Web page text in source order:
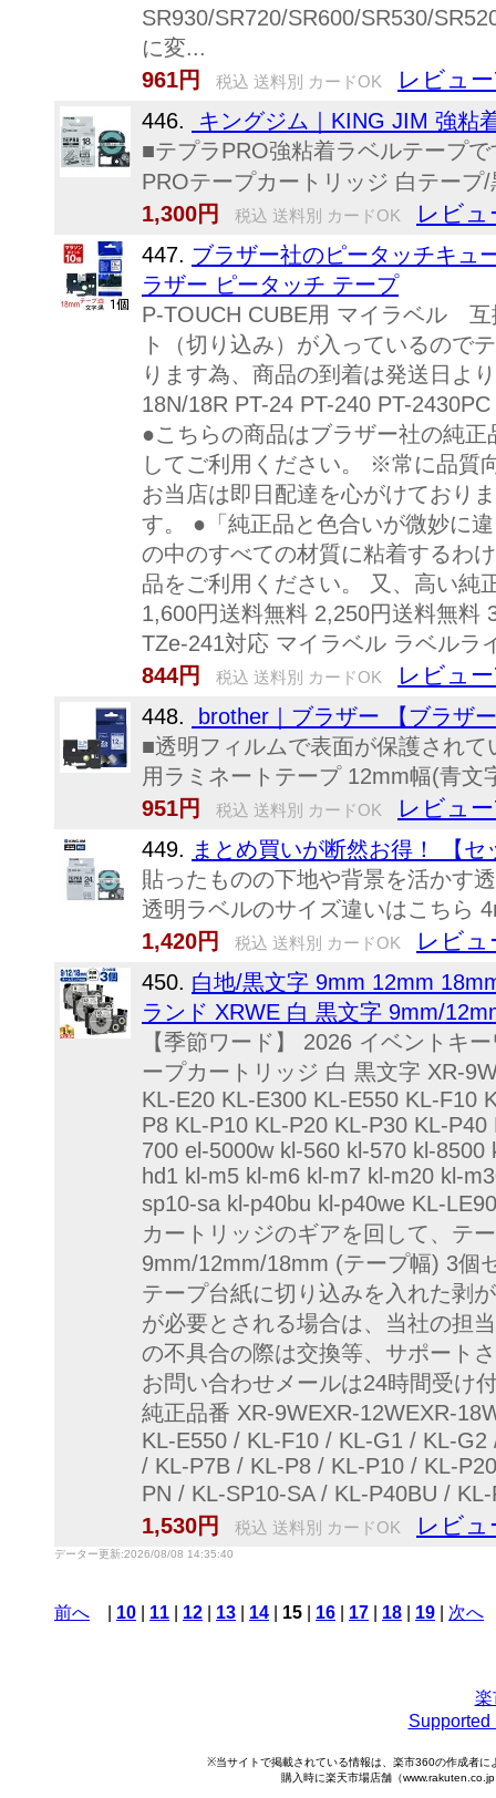
SR930/SR720/SR600/SR530/
に変...
961円
税込 送料別 カードOK レビュ
446.
キングジム｜KING JIM 強粘
■テプラPRO強粘着ラベルテープ
PROテープカートリッジ 白テー
1,300円
税込 送料別 カードOK レビュ
447. ブラザー社のピータッチキュ
ラザー ピータッチ テープ
P-TOUCH CUBE用 マイラベル 互
ト（切り込み）が入っているので
ります為、商品の到着は発送日よ
18N/18R PT-24 PT-240 PT-
●こちらの商品はブラザー社の純
してご利用ください。 ※常に品質
お当店は即日配達を心がけており
す。 ●「純正品と色合いが微妙に
の中のすべての材質に粘着するわ
品をご利用ください。 又、高い純
1,600円送料無料 2,250円送料無料
TZe-241対応 マイラベル ラベルラ
844円
税込 送料別 カードOK レビュ
448.
brother｜ブラザー 【ブラザ
■透明フィルムで表面が保護され
用ラミネートテープ 12mm幅(青文
951円
税込 送料別 カードOK レビュ
449. まとめ買いが断然お得！ 【
貼ったものの下地や背景を活かす
透明ラベルのサイズ違いはこ
1,420円
税込 送料別 カードOK レビュ
450. 白地/黒文字 9mm 12mm
ランド XRWE 白 黒文字 9mm/
【季節ワード】 2026 イベントキ
ープカートリッジ 白 黒文字 XR-
KL-E20 KL-E300 KL-E550 KL-F10
P8 KL-P10 KL-P20 KL-P30 KL-
700 el-5000w kl-560 kl-570 kl-
hd1 kl-m5 kl-m6 kl-m7 kl-m20 kl-
sp10-sa kl-p40bu kl-p40we KL-
カートリッジのギアを回して、テ
9mm/12mm/18mm (テープ幅) 3個
テープ台紙に切り込みを入れた剥
が必要とされる場合は、当社の担
の不具合の際は交換等、サポート
お問い合わせメールは24時間受け
純正品番 XR-9WEXR-12WEXR-
KL-E550 / KL-F10 / KL-G1 / KL-
/ KL-P7B / KL-P8 / KL-P10 / KL-
PN / KL-SP10-SA / KL-P40BU /
1,530円
税込 送料別 カードOK レビュ
データー更新:2026/08/08 14:35:40
前へ 10 11 12 13 14 15 16 17 18 19 次へ
楽
Supported
※当サイトで掲載されている情報は、楽市360の作成者
購入時に楽天市場店舗（